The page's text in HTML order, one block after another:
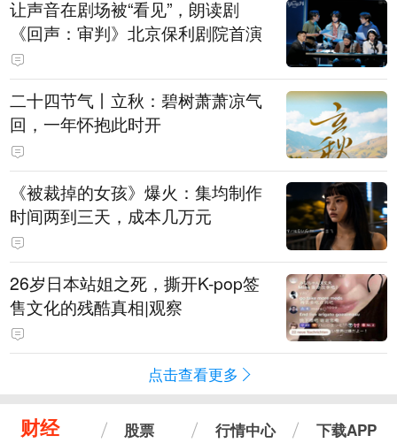
让声音在剧场被“看见”，朗读剧
《回声：审判》北京保利剧院首演
二十四节气丨立秋：碧树萧萧凉气
回，一年怀抱此时开
《被裁掉的女孩》爆火：集均制作
时间两到三天，成本几万元
​26岁日本站姐之死，撕开K-pop签
售文化的残酷真相|观察
点击查看更多
财经 股票 行情中心 下载APP